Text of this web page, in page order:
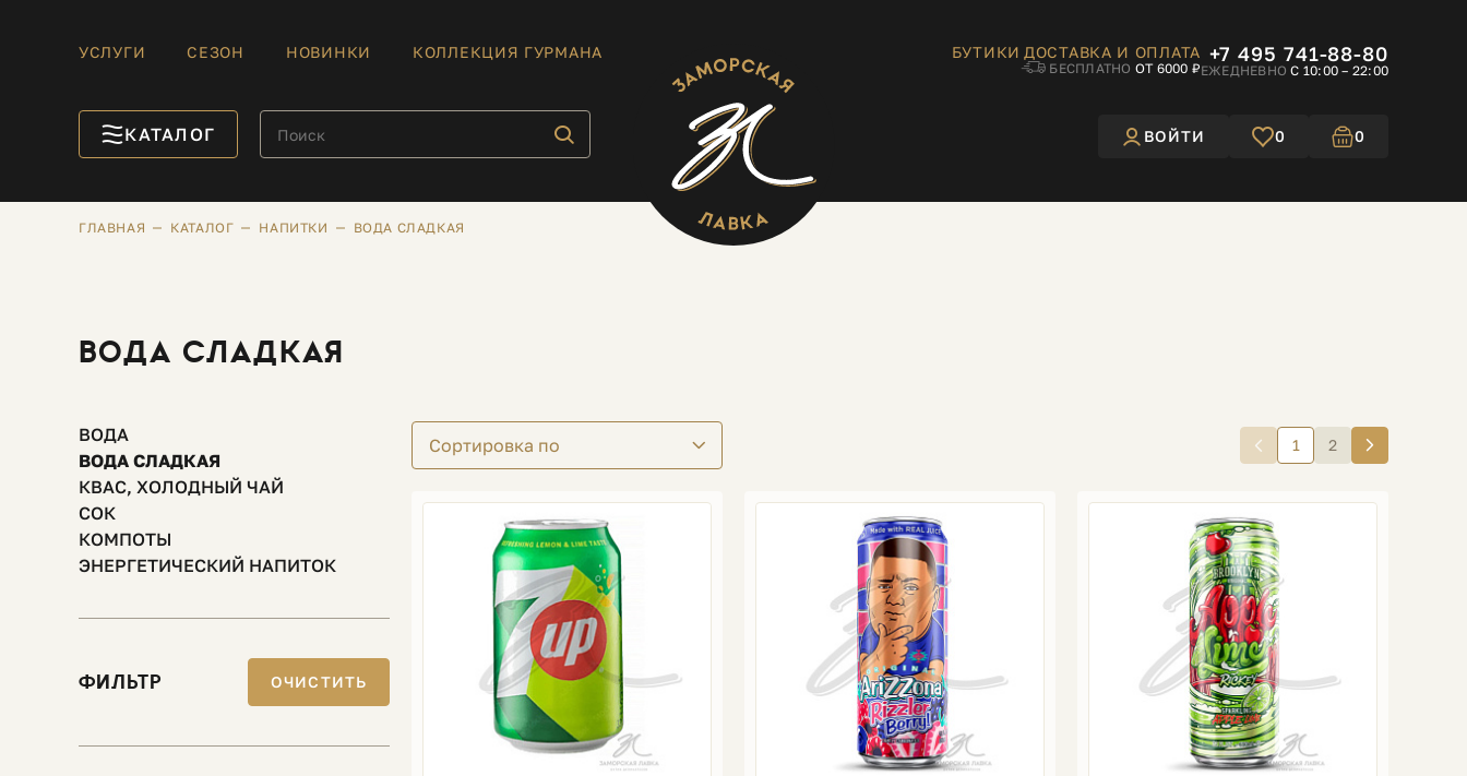
УСЛУГИ СЕЗОН НОВИНКИ КОЛЛЕКЦИЯ ГУРМАНА
КАТАЛОГ
БУТИКИ ДОСТАВКА И ОПЛАТА
БЕСПЛАТНО ОТ 6000 ₽
+7 495 741-88-80
ЕЖЕДНЕВНОС 10:00 – 22:00
ВОЙТИ 0 0
ГЛАВНАЯ КАТАЛОГ НАПИТКИ ВОДА СЛАДКАЯ
ВОДА СЛАДКАЯ
ВОДА
ВОДА СЛАДКАЯ
КВАС, ХОЛОДНЫЙ ЧАЙ
СОК
КОМПОТЫ
ЭНЕРГЕТИЧЕСКИЙ НАПИТОК
ФИЛЬТР ОЧИСТИТЬ
Сортировка по 1 2